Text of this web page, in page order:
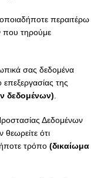
περαιτέρω
που τηρούμε
σας δεδομένα
της
δεδομένων)
Δεδομένων
ότι
τρόπο (δικαίωμα